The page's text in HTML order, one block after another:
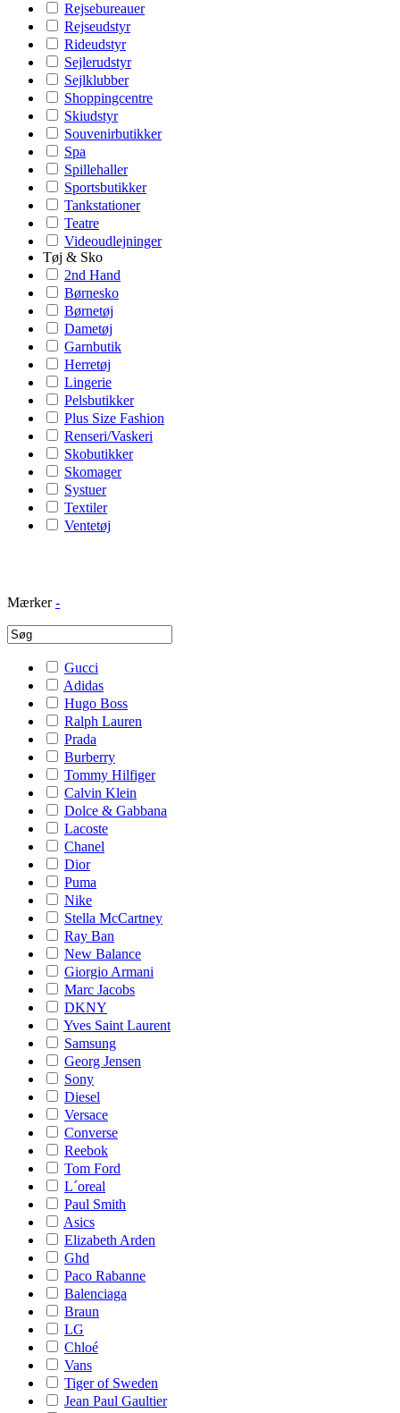
Rejsebureauer
Rejseudstyr
Rideudstyr
Sejlerudstyr
Sejlklubber
Shoppingcentre
Skiudstyr
Souvenirbutikker
Spa
Spillehaller
Sportsbutikker
Tankstationer
Teatre
Videoudlejninger
Tøj & Sko
2nd Hand
Børnesko
Børnetøj
Dametøj
Garnbutik
Herretøj
Lingerie
Pelsbutikker
Plus Size Fashion
Renseri/Vaskeri
Skobutikker
Skomager
Systuer
Textiler
Ventetøj
Mærker -
Gucci
Adidas
Hugo Boss
Ralph Lauren
Prada
Burberry
Tommy Hilfiger
Calvin Klein
Dolce & Gabbana
Lacoste
Chanel
Dior
Puma
Nike
Stella McCartney
Ray Ban
New Balance
Giorgio Armani
Marc Jacobs
DKNY
Yves Saint Laurent
Samsung
Georg Jensen
Sony
Diesel
Versace
Converse
Reebok
Tom Ford
L´oreal
Paul Smith
Asics
Elizabeth Arden
Ghd
Paco Rabanne
Balenciaga
Braun
LG
Chloé
Vans
Tiger of Sweden
Jean Paul Gaultier